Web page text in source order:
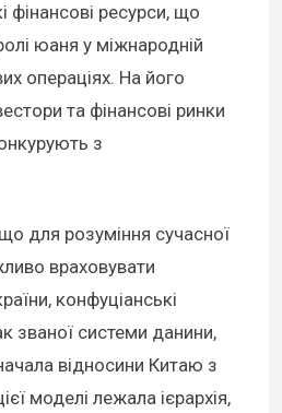
фінансові ресурси, що
юаня у міжнародній
операціях. На його
та фінансові ринки
з
для розуміння сучасної
враховувати
конфуціанські
званої системи данини,
відносини Китаю з
моделі лежала ієрархія,